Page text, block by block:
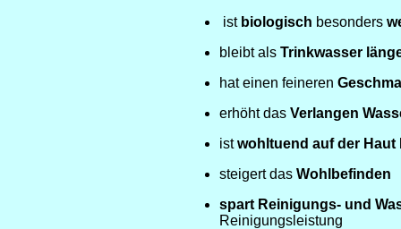
istbiologisch besonders
bleibt als Trinkwasser
hat einen feineren
erhöht das Verlangen
istwohltuend auf der Haut
steigert das Wohlbefinden
spart Reinigungs- und
Reinigungsleistung